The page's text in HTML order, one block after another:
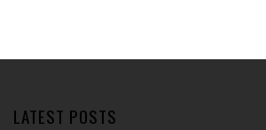
LATEST POSTS